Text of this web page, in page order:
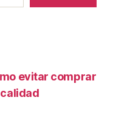
evitar comprar